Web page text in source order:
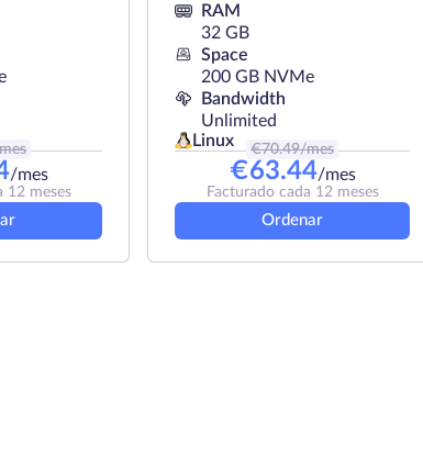
/mes
12 meses
RAM
32 GB
Space
200 GB NVMe
Bandwidth
Unlimited
Linux
€70.49/mes
€63.44/mes
Facturado cada 12 meses
Ordenar